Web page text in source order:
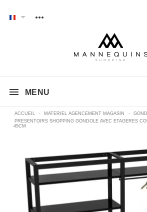
MENU
ACCUEIL - MATERIEL AGENCEMENT MAGASIN -
PRESENTOIRS SHOPPING GONDOLE AVEC ETAGERES
45CM